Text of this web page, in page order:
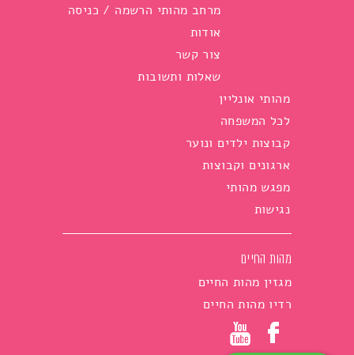
מרחב מהותי הרשמה / כניסה
אודות
צור קשר
שאלות ותשובות
מהותי אונליין
לכל המשפחה
קבוצות ילדים ונוער
ארגונים וקבוצות
מפגש מהותי
נגישות
מהות החיים
מגזין מהות החיים
רדיו מהות החיים